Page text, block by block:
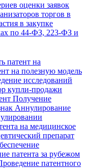
оценки заявок
торгов в
в закупке
по 44-ФЗ, 223-ФЗ и
патент на
на полезную модель
исследований
купли-продажи
Получение
Аннулирование
на медицинское
препарат
патента за рубежом
патентного